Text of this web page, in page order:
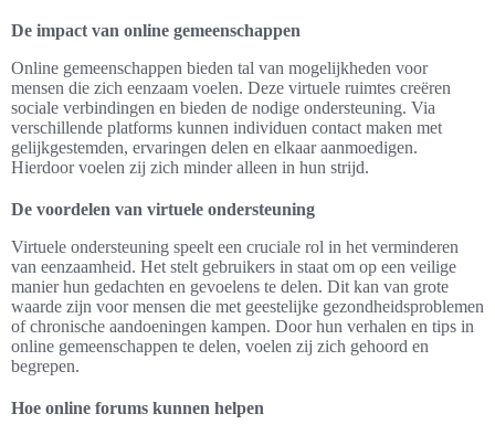
De impact van online gemeenschappen
Online gemeenschappen bieden tal van mogelijkheden voor
mensen die zich eenzaam voelen. Deze virtuele ruimtes creëren
sociale verbindingen en bieden de nodige ondersteuning. Via
verschillende platforms kunnen individuen contact maken met
gelijkgestemden, ervaringen delen en elkaar aanmoedigen.
Hierdoor voelen zij zich minder alleen in hun strijd.
De voordelen van virtuele ondersteuning
Virtuele ondersteuning speelt een cruciale rol in het verminderen
van eenzaamheid. Het stelt gebruikers in staat om op een veilige
manier hun gedachten en gevoelens te delen. Dit kan van grote
waarde zijn voor mensen die met geestelijke gezondheidsproblemen
of chronische aandoeningen kampen. Door hun verhalen en tips in
online gemeenschappen te delen, voelen zij zich gehoord en
begrepen.
Hoe online forums kunnen helpen